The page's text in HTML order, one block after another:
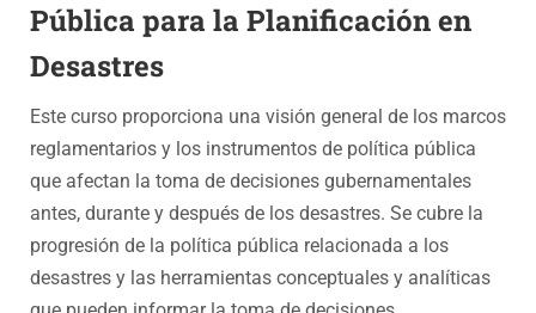
Pública para la Planificación en
Desastres
Este curso proporciona una visión general de los marcos
reglamentarios y los instrumentos de política pública
que afectan la toma de decisiones gubernamentales
antes, durante y después de los desastres. Se cubre la
progresión de la política pública relacionada a los
desastres y las herramientas conceptuales y analíticas